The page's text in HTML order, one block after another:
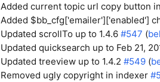
Added current topic url copy button
Added $bb_cfg['emailer']['enabled']
Updated scrollTo up to 1.4.6 #547 (
Updated quicksearch up to Feb 21,
Updated treeview up to 1.4.2 #549 (
Removed ugly copyright in indexer